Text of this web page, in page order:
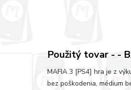
Použitý tovar - -
MAFIA 3 [PS4] hra je z
bez poškodenia, médium